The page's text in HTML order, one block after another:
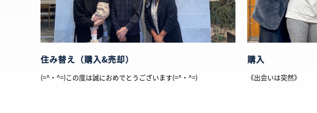
住み替え（購入&売却）
(=^・^=)この度は誠におめでとうございます(=^・^=)
購入
《出会いは突然》